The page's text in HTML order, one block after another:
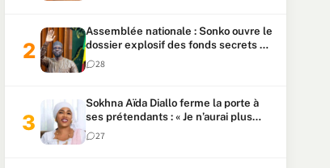
Assemblée nationale : Sonko ouvre le
dossier explosif des fonds secrets et
du patrimoine présidentiel
28
Sokhna Aïda Diallo ferme la porte à
ses prétendants : « Je n’aurai plus
jamais un autre mari »
27